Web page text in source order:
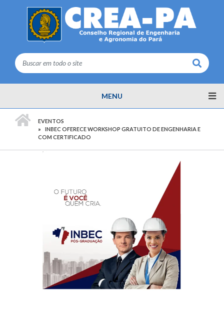
Buscar
MENU
EVENTOS
INBEC OFERECE WORKSHOP GRATUITO DE ENGENHARIA E
COM CERTIFICADO